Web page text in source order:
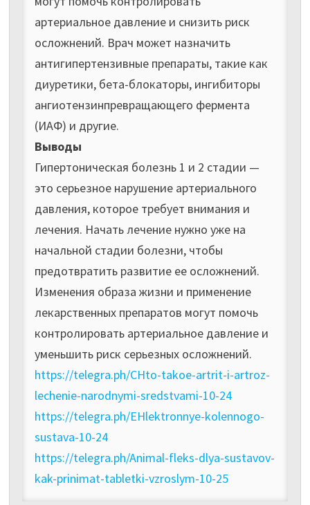
артериальное давление и снизить риск
осложнений. Врач может назначить
антигипертензивные препараты, такие как
диуретики, бета-блокаторы, ингибиторы
ангиотензинпревращающего фермента
(ИАФ) и другие.
Выводы
Гипертоническая болезнь 1 и 2 стадии —
это серьезное нарушение артериального
давления, которое требует внимания и
лечения. Начать лечение нужно уже на
начальной стадии болезни, чтобы
предотвратить развитие ее осложнений.
Изменения образа жизни и применение
лекарственных препаратов могут помочь
контролировать артериальное давление и
уменьшить риск серьезных осложнений.
https://telegra.ph/CHto-takoe-artrit-i-artroz-
lechenie-narodnymi-sredstvami-10-24
https://telegra.ph/EHlektronnye-kolennogo-
sustava-10-24
https://telegra.ph/Animal-fleks-dlya-sustavov-
kak-prinimat-tabletki-vzroslym-10-25